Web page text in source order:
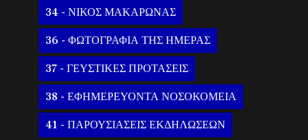
34 - ΝΙΚΟΣ ΜΑΚΑΡΩΝΑΣ
36 - ΦΩΤΟΓΡΑΦΙΑ ΤΗΣ ΗΜΕΡΑΣ
37 - ΓΕΥΣΤΙΚΕΣ ΠΡΟΤΑΣΕΙΣ
38 - ΕΦΗΜΕΡΕΥΟΝΤΑ ΝΟΣΟΚΟΜΕΙΑ
41 - ΠΑΡΟΥΣΙΑΣΕΙΣ ΕΚΔΗΛΩΣΕΩΝ